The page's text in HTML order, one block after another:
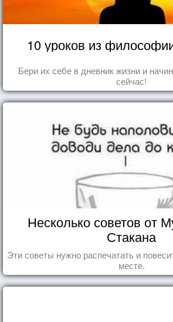
10 уроков из
Бери их себе в дневник жизни и
сейчас!
Несколько советов от
Стакана
Эти советы нужно распечатать и
месте.